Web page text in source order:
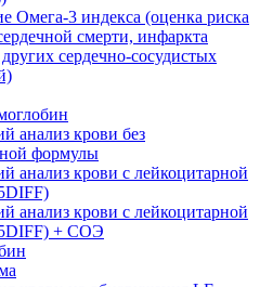
Омега-3 индекса (оценка риска
смерти, инфаркта
сердечно-сосудистых
анализ крови без
формулы
анализ крови с лейкоцитарной
анализ крови с лейкоцитарной
+ СОЭ